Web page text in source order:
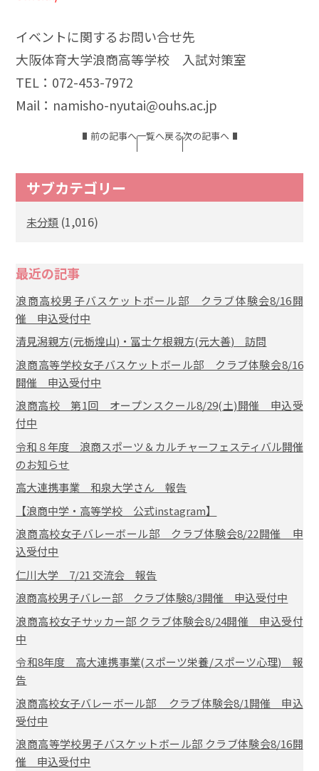
イベントに関するお問い合せ先
大阪体育大学浪商高等学校 入試対策室
TEL：072-453-7972
Mail： namisho-nyutai@ouhs.ac.jp
前の記事へ一覧へ戻る次の記事へ
サブカテゴリー
未分類 (1,016)
最近の記事
浪商高校男子バスケットボール部 クラブ体験会8/16開
催 申込受付中
清見潟親方(元栃煌山)・冨士ケ根親方(元大善) 訪問
浪商高等学校女子バスケットボール部 クラブ体験会8/16
開催 申込受付中
浪商高校 第1回 オープンスクール8/29(土)開催 申込受
付中
令和８年度 浪商スポーツ＆カルチャーフェスティバル開催
のお知らせ
高大連携事業 和泉大学さん 報告
【浪商中学・高等学校 公式instagram】
浪商高校女子バレーボール部 クラブ体験会8/22開催 申
込受付中
仁川大学 7/21 交流会 報告
浪商高校男子バレー部 クラブ体験8/3開催 申込受付中
浪商高校女子サッカー部 クラブ体験会8/24開催 申込受付
中
令和8年度 高大連携事業(スポーツ栄養/スポーツ心理) 報
告
浪商高校女子バレーボール部 クラブ体験会8/1開催 申込
受付中
浪商高等学校男子バスケットボール部 クラブ体験会8/16開
催 申込受付中